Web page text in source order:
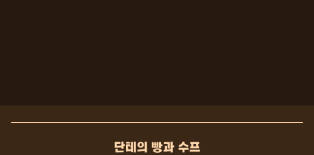
단테의 빵과 수프